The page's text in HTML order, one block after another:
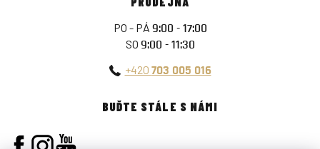
PO - PÁ 9:00 - 17:00
SO 9:00 - 11:30
+420 703 005 016
BUĎTE STÁLE S NÁMI